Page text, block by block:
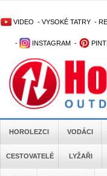
VIDEO - VYSOKÉ TATRY -
- INSTAGRAM -
HOROLEZCI VODÁCI
CESTOVATELÉ LYŽAŘI